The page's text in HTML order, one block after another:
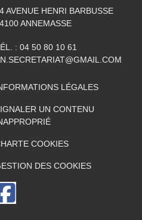
AVENUE HENRI BARBUSSE
ANNEMASSE
: 04 50 80 10 61
LÉGALES
UN CONTENU
COOKIES
DES COOKIES